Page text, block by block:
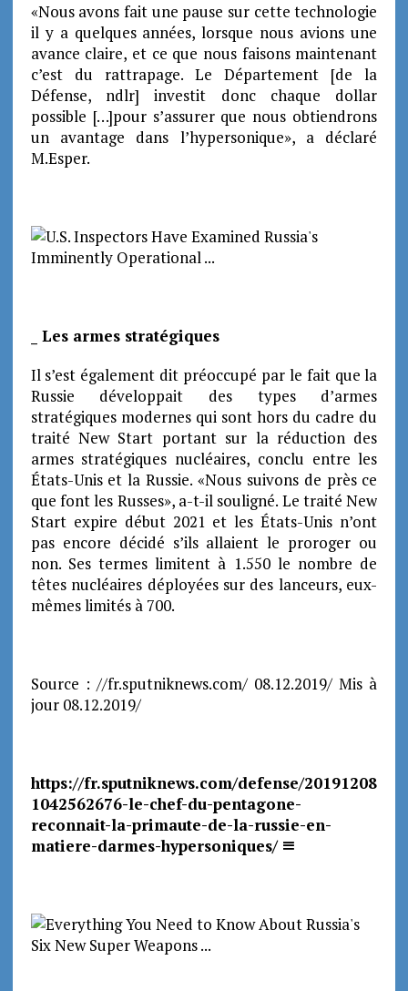
«Nous avons fait une pause sur cette technologie
il y a quelques années, lorsque nous avions une
avance claire, et ce que nous faisons maintenant
c’est du rattrapage. Le Département [de la
Défense, ndlr] investit donc chaque dollar
possible […]pour s’assurer que nous obtiendrons
un avantage dans l’hypersonique», a déclaré
M.Esper.
_ Les armes stratégiques
Il s’est également dit préoccupé par le fait que la
Russie développait des types d’armes
stratégiques modernes qui sont hors du cadre du
traité New Start portant sur la réduction des
armes stratégiques nucléaires, conclu entre les
États-Unis et la Russie. «Nous suivons de près ce
que font les Russes», a-t-il souligné. Le traité New
Start expire début 2021 et les États-Unis n’ont
pas encore décidé s’ils allaient le proroger ou
non. Ses termes limitent à 1.550 le nombre de
têtes nucléaires déployées sur des lanceurs, eux-
mêmes limités à 700.
Source : //fr.sputniknews.com/ 08.12.2019/ Mis à
jour 08.12.2019/
https://fr.sputniknews.com/defense/20191208
1042562676-le-chef-du-pentagone-
reconnait-la-primaute-de-la-russie-en-
matiere-darmes-hypersoniques/